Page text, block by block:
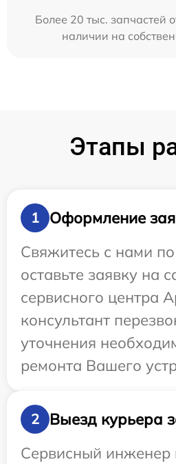
Более 20 тыс. запчастей
наличии на
Этапы
1
Оформление
Свяжитесь с нами
оставьте заявку на
сервисного центра
консультант
уточнения
ремонта Вашего
2
Выезд курьера
Сервисный инженер